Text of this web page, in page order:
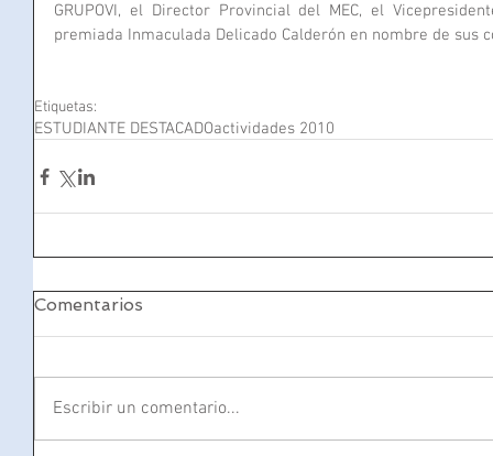
GRUPOVI, el Director Provincial del MEC, el
premiada Inmaculada Delicado Calderón en nombre de sus
Etiquetas:
ESTUDIANTE DESTACADOactividades 2010
Comentarios
Escribir un comentario...